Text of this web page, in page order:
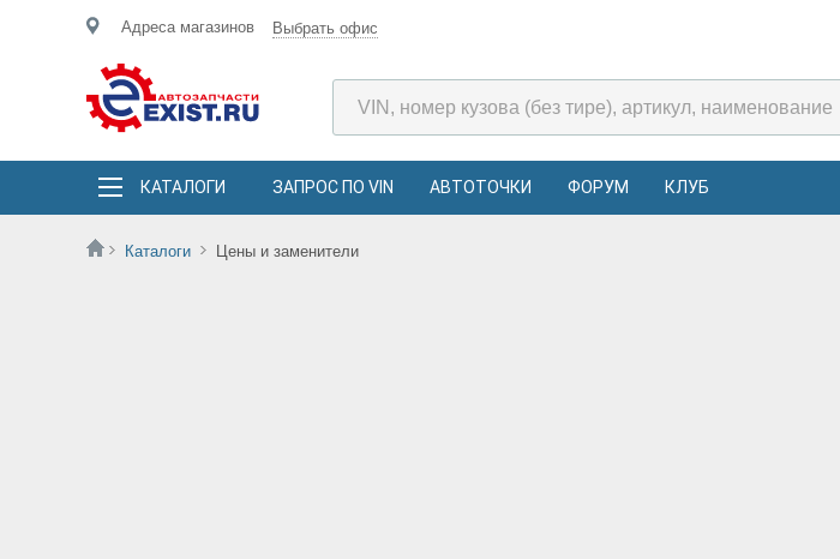
Адреса магазинов Выбрать офис
КАТАЛОГИ ЗАПРОС ПО VIN АВТОТОЧКИ ФОРУМ КЛУБ
Каталоги Цены и заменители